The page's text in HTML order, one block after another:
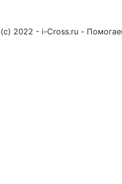
(c) 2022 - i-Cross.ru -